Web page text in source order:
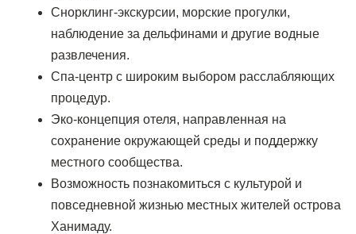
Снорклинг-экскурсии, морские прогулки,
наблюдение за дельфинами и другие водные
развлечения.
Спа-центр с широким выбором расслабляющих
процедур.
Эко-концепция отеля, направленная на
сохранение окружающей среды и поддержку
местного сообщества.
Возможность познакомиться с культурой и
повседневной жизнью местных жителей острова
Ханимаду.